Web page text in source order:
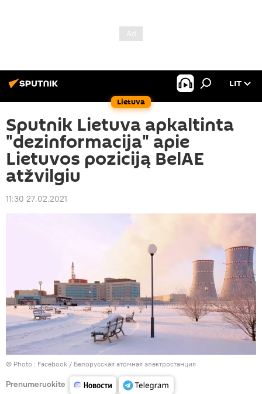
Lietuva
LIT
Sputnik Lietuva apkaltinta
"dezinformacija" apie
Lietuvos poziciją BelAE
atžvilgiu
11:30 27.02.2021
© Photo : Facebook / Белорусская атомная электростанция
Prenumeruokite